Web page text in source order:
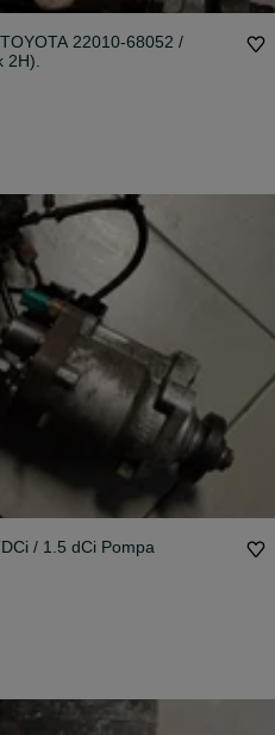
22010-68052 /
2H).
/ 1.5 dCi Pompa